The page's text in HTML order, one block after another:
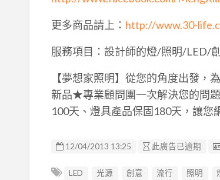
更多商品請上： http://www.30-
服務項目：設計師的燈/照明/LED/
【夢想家照明】從您的角度出發
新品★專業顧問團一次解決您的問
100天、燈具產品保固180天，讓您
12/04/2013 13:25 此廣告已逾期
LED 光源 創意 流行 照明